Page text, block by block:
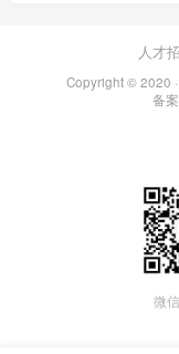
人才
Copyright © 2020 ·
备
微